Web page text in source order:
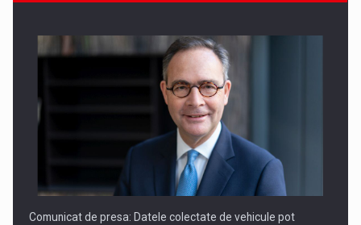
ROOTED IN ROMANIA, BUILT TO DELIVER TECHNOLOGY FOR
Comunicat de presa: Datele colectate de vehicule pot